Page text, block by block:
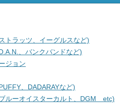
トラッツ、イーグルスなど)
、バンクバンドなど)
ジョン
、DADARAYなど)
ルーオイスターカルト、DGM etc)